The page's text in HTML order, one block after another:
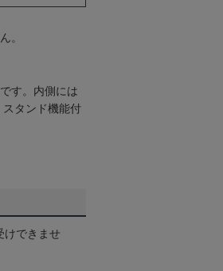
。
す。内側には
タンド機能付
けできませ